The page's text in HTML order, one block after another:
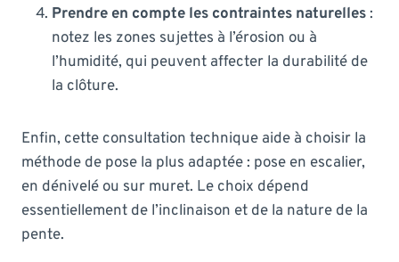
Prendre en compte les contraintes naturelles:
notez les zones sujettes à l’érosion ou à
l’humidité, qui peuvent affecter la durabilité de
la clôture.
Enfin, cette consultation technique aide à choisir la
méthode de pose la plus adaptée : pose en escalier,
en dénivelé ou sur muret. Le choix dépend
essentiellement de l’inclinaison et de la nature de la
pente.